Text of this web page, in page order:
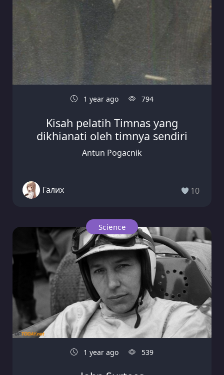
1 year ago 794
Kisah pelatih Timnas yang
dikhianati oleh timnya sendiri
Antun Pogacnik
Галих 10
Science
1 year ago 539